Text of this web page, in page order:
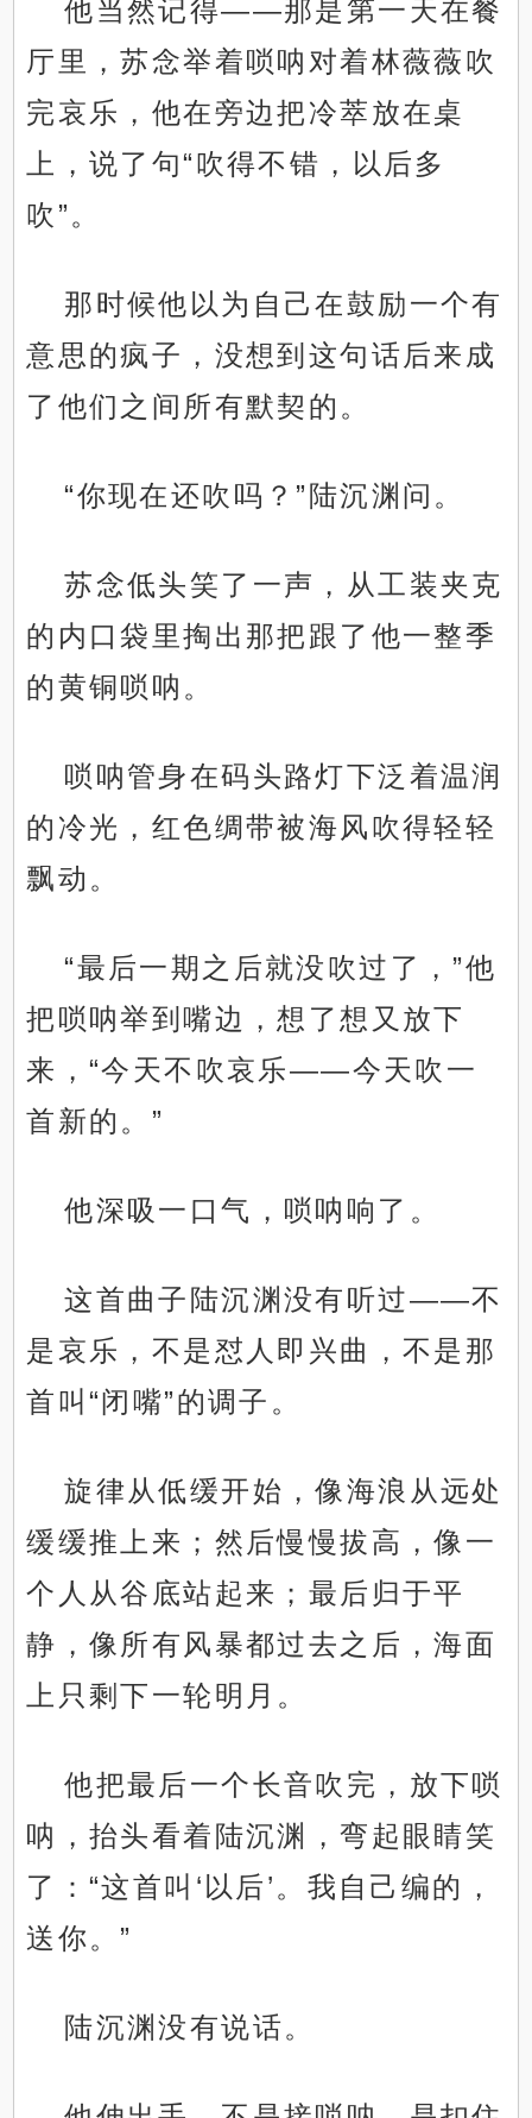
他当然记得——那是第一天在餐
厅里，苏念举着唢呐对着林薇薇吹
完哀乐，他在旁边把冷萃放在桌
上，说了句“吹得不错，以后多
吹”。
那时候他以为自己在鼓励一个有
意思的疯子，没想到这句话后来成
了他们之间所有默契的。
“你现在还吹吗？”陆沉渊问。
苏念低头笑了一声，从工装夹克
的内口袋里掏出那把跟了他一整季
的黄铜唢呐。
唢呐管身在码头路灯下泛着温润
的冷光，红色绸带被海风吹得轻轻
飘动。
“最后一期之后就没吹过了，”他
把唢呐举到嘴边，想了想又放下
来，“今天不吹哀乐——今天吹一
首新的。”
他深吸一口气，唢呐响了。
这首曲子陆沉渊没有听过——不
是哀乐，不是怼人即兴曲，不是那
首叫“闭嘴”的调子。
旋律从低缓开始，像海浪从远处
缓缓推上来；然后慢慢拔高，像一
个人从谷底站起来；最后归于平
静，像所有风暴都过去之后，海面
上只剩下一轮明月。
他把最后一个长音吹完，放下唢
呐，抬头看着陆沉渊，弯起眼睛笑
了：“这首叫‘以后’。我自己编的，
送你。”
陆沉渊没有说话。